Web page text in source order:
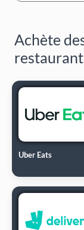
Achète
Uber Eats